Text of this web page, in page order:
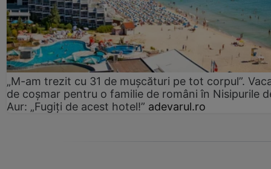
„M-am trezit cu 31 de mușcături pe tot corpul”.
de coșmar pentru o familie de români în Nisipurile
Aur: „Fugiți de acest hotel!” adevarul.ro